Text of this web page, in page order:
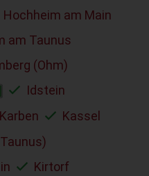
Hochheim am Main
am Taunus
(Ohm)
Idstein
Karben
Kassel
Kirtorf